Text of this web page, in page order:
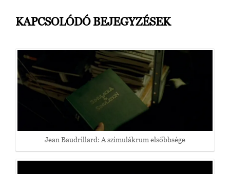
KAPCSOLÓDÓ BEJEGYZÉSEK
Jean Baudrillard: A szimulákrum elsőbbsége